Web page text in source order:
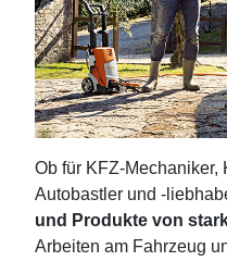
Ob für KFZ-Mechaniker,
Autobastler und -
und Produkte von
Arbeiten am Fahrzeug